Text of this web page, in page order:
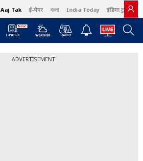
Aaj Tak ई-पेपर বাংলা India Today इंडिया टुडे हिंदी
ADVERTISEMENT